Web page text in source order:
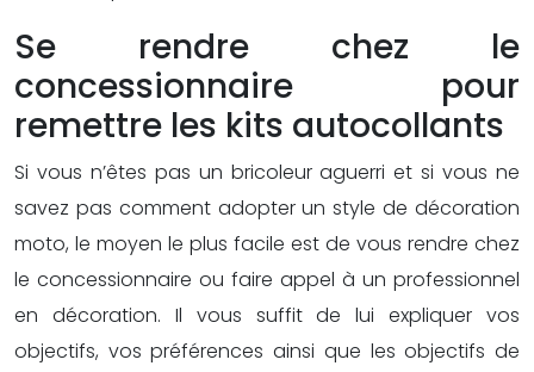
Se rendre chez le
concessionnaire pour
remettre les kits autocollants
Si vous n’êtes pas un bricoleur aguerri et si vous ne
savez pas comment adopter un style de décoration
moto, le moyen le plus facile est de vous rendre chez
le concessionnaire ou faire appel à un professionnel
en décoration. Il vous suffit de lui expliquer vos
objectifs, vos préférences ainsi que les objectifs de